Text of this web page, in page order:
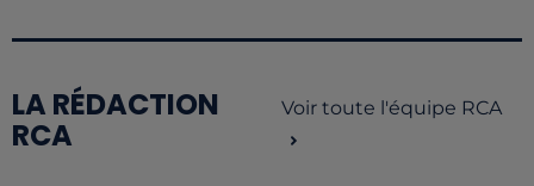
LA RÉDACTION
RCA
Voir toute l'équipe RCA